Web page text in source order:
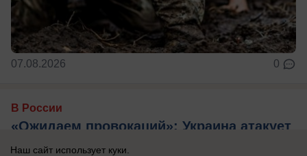
07.08.2026 0
В России
«Ожидаем провокаций»: Украина атакует
юг России и Крым — над морем работает
Наш сайт использует куки.